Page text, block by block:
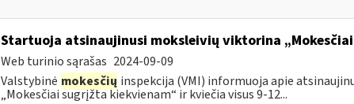
Startuoja atsinaujinusi moksleivių viktorina
Web turinio sąrašas 2024-09-09
Valstybinė mokesčių inspekcija (VMI) informuoja apie
„Mokesčiai sugrįžta kiekvienam“ ir kviečia visus 9-12...